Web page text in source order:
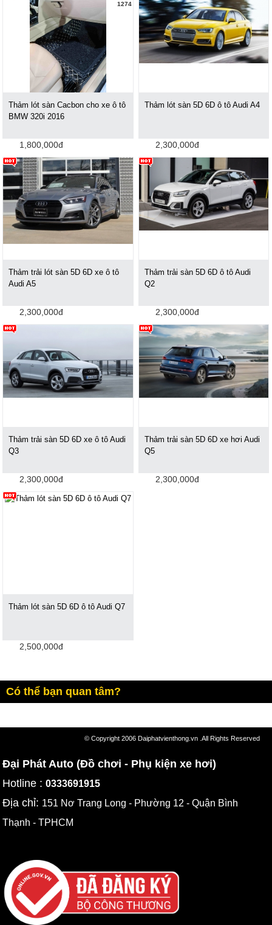
1274
Thảm lót sàn Cacbon cho xe ô tô
BMW 320i 2016
1,800,000đ
Thảm lót sàn 5D 6D ô tô Audi A4
2,300,000đ
Thảm trải lót sàn 5D 6D xe ô tô
Audi A5
2,300,000đ
Thảm trải sàn 5D 6D ô tô Audi
Q2
2,300,000đ
Thảm trải sàn 5D 6D xe ô tô Audi
Q3
2,300,000đ
Thảm trải sàn 5D 6D xe hơi Audi
Q5
2,300,000đ
Thảm lót sàn 5D 6D ô tô Audi Q7
2,500,000đ
Có thể bạn quan tâm?
© Copyright 2006 Daiphatvienthong.vn .All Rights Reserved
Đại Phát Auto (Đồ chơi - Phụ kiện xe hơi)
Hotline :0333691915
Địa chỉ: 151 Nơ Trang Long - Phường 12 - Quận Bình
Thạnh - TPHCM